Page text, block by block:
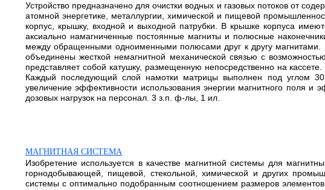
Устройство предназначено для очистки водных и газовых потоков от
атомной энергетике, металлургии, химической и пищевой
корпус, крышку, входной и выходной патрубки. В крышке корпуса
аксиально намагниченные постоянные магниты и полюсные
между обращенными одноименными полюсами друг к другу
объединены жесткой немагнитной механической связью с
представляет собой катушку, размещенную непосредственно на
Каждый последующий слой намотки матрицы выполнен под углом
увеличение эффективности использования энергии магнитного поля и
дозовых нагрузок на персонал. 3 з.п. ф-лы, 1 ил.
МАГНИТНАЯ СИСТЕМА
Изобретение используется в качестве магнитной системы для
горнодобывающей, пищевой, стекольной, химической и других
системы с оптимально подобранным соотношением размеров